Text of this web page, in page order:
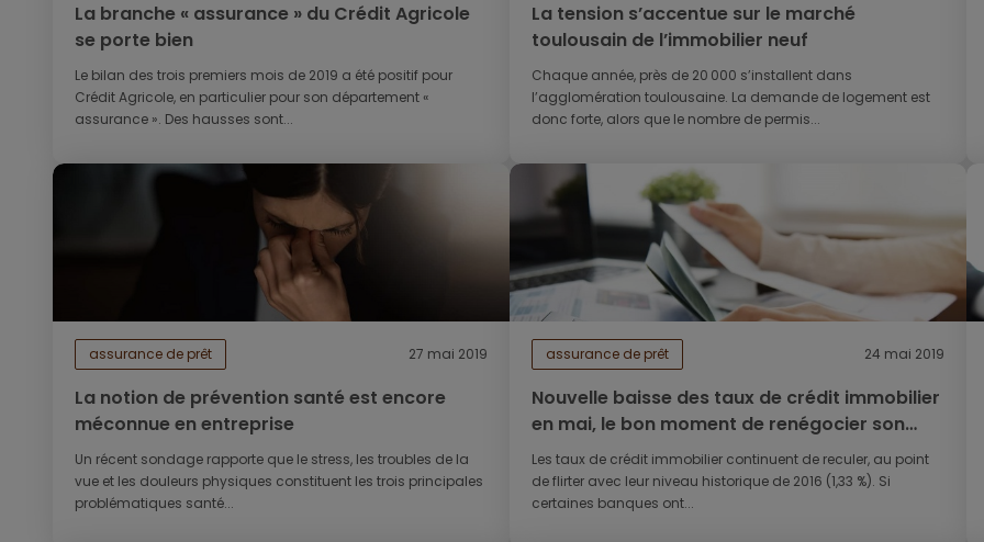
La branche « assurance » du Crédit Agricole
se porte bien
Le bilan des trois premiers mois de 2019 a été positif pour
Crédit Agricole, en particulier pour son département «
assurance ». Des hausses sont...
La tension s’accentue sur le marché
toulousain de l’immobilier neuf
Chaque année, près de 20 000 s’installent dans
l’agglomération toulousaine. La demande de logement est
donc forte, alors que le nombre de permis...
assurance de prêt 27 mai 2019
La notion de prévention santé est encore
méconnue en entreprise
Un récent sondage rapporte que le stress, les troubles de la
vue et les douleurs physiques constituent les trois principales
problématiques santé...
assurance de prêt 24 mai 2019
Nouvelle baisse des taux de crédit immobilier
en mai, le bon moment de renégocier son
prêt
Les taux de crédit immobilier continuent de reculer, au point
de flirter avec leur niveau historique de 2016 (1,33 %). Si
certaines banques ont...